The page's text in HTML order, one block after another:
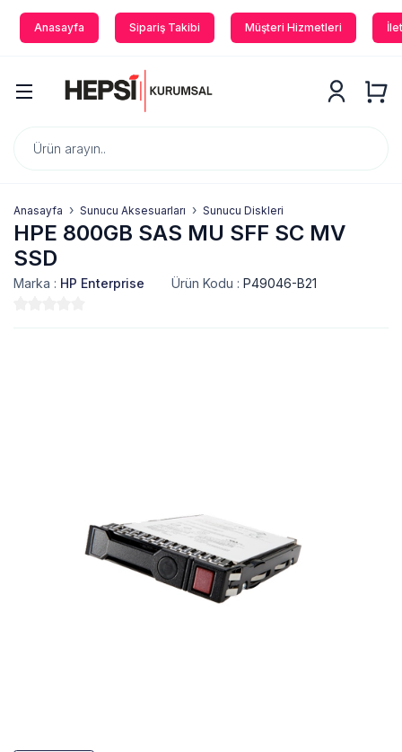
Anasayfa Sipariş Takibi Müşteri Hizmetleri
Anasayfa Sunucu Aksesuarları Sunucu Diskleri
HPE 800GB SAS MU SFF SC MV
SSD
Marka : HP Enterprise Ürün Kodu : P49046-B21